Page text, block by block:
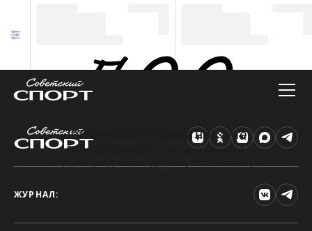
Техническая ошибка на сайте
Произошла ошибка. Чтобы найти нужную
ЖУРНАЛ: